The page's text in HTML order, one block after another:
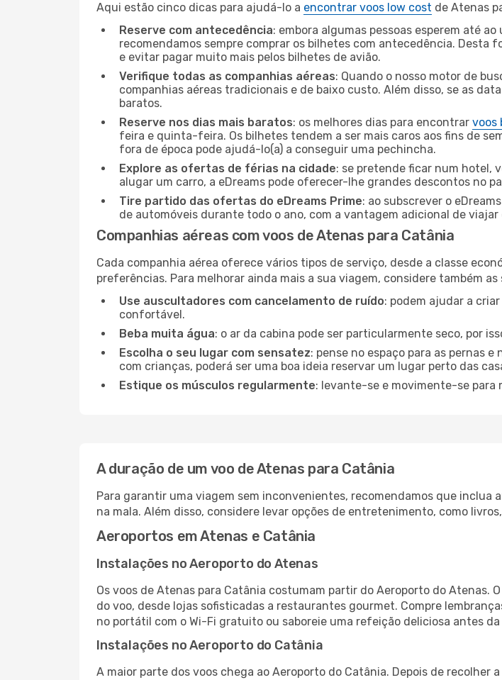
Aqui estão cinco dicas para ajudá-lo a encontrar voos low cost de Atenas
Reserve com antecedência: embora algumas pessoas esperem até
recomendamos sempre comprar os bilhetes com antecedência. Desta
e evitar pagar muito mais pelos bilhetes de avião.
Verifique todas as companhias aéreas: Quando o nosso motor de
companhias aéreas tradicionais e de baixo custo. Além disso, se as
baratos.
Reserve nos dias mais baratos: os melhores dias para encontrar voos
feira e quinta-feira. Os bilhetes tendem a ser mais caros aos fins de
fora de época pode ajudá-lo(a) a conseguir uma pechincha.
Explore as ofertas de férias na cidade: se pretende ficar num hotel,
alugar um carro, a eDreams pode oferecer-lhe grandes descontos no
Tire partido das ofertas do eDreams Prime: ao subscrever o
de automóveis durante todo o ano, com a vantagem adicional de
Companhias aéreas com voos de Atenas para Catânia
Cada companhia aérea oferece vários tipos de serviço, desde a classe
preferências. Para melhorar ainda mais a sua viagem, considere também
Use auscultadores com cancelamento de ruído: podem ajudar a
confortável.
Beba muita água: o ar da cabina pode ser particularmente seco, por
Escolha o seu lugar com sensatez: pense no espaço para as pernas
com crianças, poderá ser uma boa ideia reservar um lugar perto das
Estique os músculos regularmente: levante-se e movimente-se para
A duração de um voo de Atenas para Catânia
Para garantir uma viagem sem inconvenientes, recomendamos que
na mala. Além disso, considere levar opções de entretenimento, como
Aeroportos em Atenas e Catânia
Instalações no Aeroporto do Atenas
Os voos de Atenas para Catânia costumam partir do Aeroporto do Atenas.
do voo, desde lojas sofisticadas a restaurantes gourmet. Compre
no portátil com o Wi-Fi gratuito ou saboreie uma refeição deliciosa antes
Instalações no Aeroporto do Catânia
A maior parte dos voos chega ao Aeroporto do Catânia. Depois de